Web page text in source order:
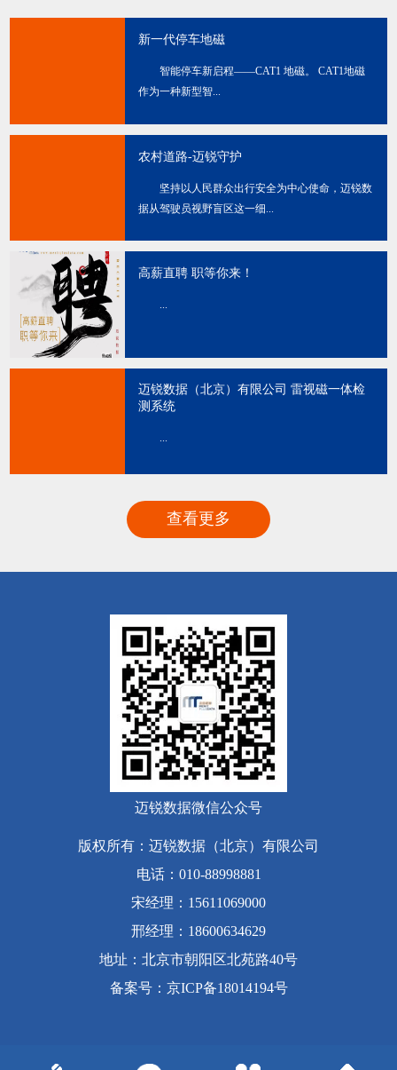
新一代停车地磁
智能停车新启程——CAT1 地磁。 CAT1地磁
作为一种新型智...
农村道路-迈锐守护
坚持以人民群众出行安全为中心使命，迈锐数
据从驾驶员视野盲区这一细...
高薪直聘 职等你来！
...
迈锐数据（北京）有限公司 雷视磁一体检
测系统
...
查看更多
迈锐数据微信公众号
版权所有：迈锐数据（北京）有限公司
电话：010-88998881
宋经理：15611069000
邢经理：18600634629
地址：北京市朝阳区北苑路40号
备案号： 京ICP备18014194号